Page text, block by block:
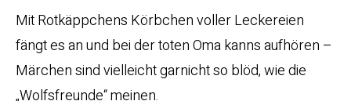
Mit Rotkäppchens Körbchen voller Leckereien
fängt es an und bei der toten Oma kanns aufhören –
Märchen sind vielleicht garnicht so blöd, wie die
„Wolfsfreunde“ meinen.